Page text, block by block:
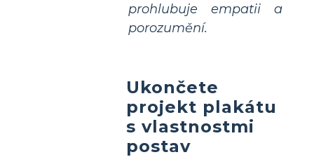
prohlubuje empatii a
porozumění.
Ukončete
projekt plakátu
s vlastnostmi
postav